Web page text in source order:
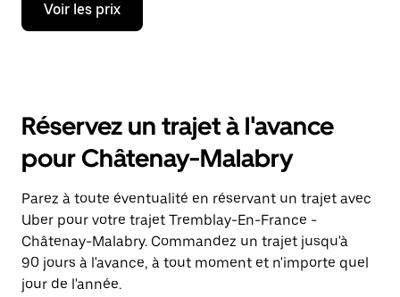
la
ouvrir
calendrier
et
sélectionner
une
date.
Appuyez
sur
la
touche
Voir les prix
Réservez un trajet à l'avance
pour Châtenay-Malabry
Parez à toute éventualité en réservant un trajet avec
Uber pour votre trajet Tremblay-En-France -
Châtenay-Malabry. Commandez un trajet jusqu'à
90 jours à l'avance, à tout moment et n'importe quel
jour de l'année.